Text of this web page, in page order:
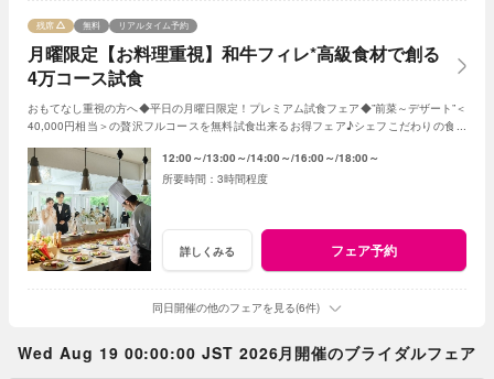
月曜限定【お料理重視】和牛フィレ*高級食材で創る
4万コース試食
残席 無料 リアルタイム予約
おもてなし重視の方へ◆平日の月曜日限定！プレミアム試食フェア◆”前菜～デザート”＜
40,000円相当＞の贅沢フルコースを無料試食出来るお得フェア♪シェフこだわりの食材
12:00～ 13:00～ 14:00～ 16:00～ 18:00～
3時間程度
詳しくみる フェア予約
同日開催の他のフェアを見る(6件)
Wed Aug 19 00:00:00 JST 2026月開催のブライダルフェア